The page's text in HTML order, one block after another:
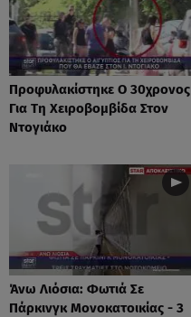
Προφυλακίστηκε Ο 30χρονος
Για Τη Χειροβομβίδα Στον
Ντογιάκο
Άνω Λιόσια: Φωτιά Σε
Πάρκινγκ Μονοκατοικίας - 3